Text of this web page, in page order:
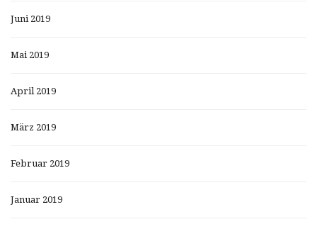
Juni 2019
Mai 2019
April 2019
März 2019
Februar 2019
Januar 2019